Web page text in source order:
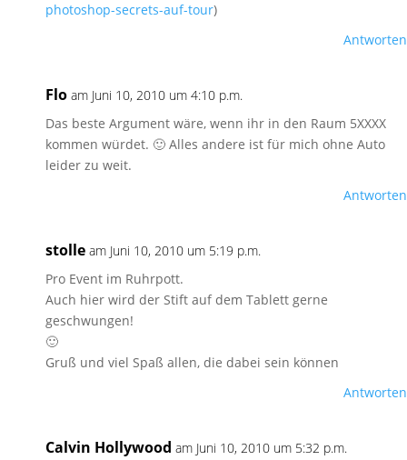
photoshop-secrets-auf-tour)
Antworten
Flo am Juni 10, 2010 um 4:10 p.m.
Das beste Argument wäre, wenn ihr in den Raum 5XXXX
kommen würdet. 🙂 Alles andere ist für mich ohne Auto
leider zu weit.
Antworten
stolle am Juni 10, 2010 um 5:19 p.m.
Pro Event im Ruhrpott.
Auch hier wird der Stift auf dem Tablett gerne
geschwungen!
🙂
Gruß und viel Spaß allen, die dabei sein können
Antworten
Calvin Hollywood am Juni 10, 2010 um 5:32 p.m.